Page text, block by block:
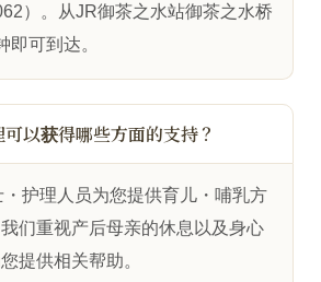
）。从JR御茶之水站御茶之水桥
即可到达。
以获得哪些方面的支持？
护理人员为您提供育儿・哺乳方
们重视产后母亲的休息以及身心
提供相关帮助。